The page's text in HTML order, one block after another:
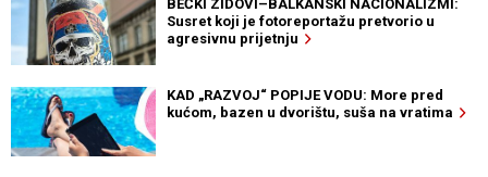
BEČKI ZIDOVI–BALKANSKI NACIONALIZMI:
Susret koji je fotoreportažu pretvorio u
agresivnu prijetnju
KAD „RAZVOJ“ POPIJE VODU: More pred
kućom, bazen u dvorištu, suša na vratima